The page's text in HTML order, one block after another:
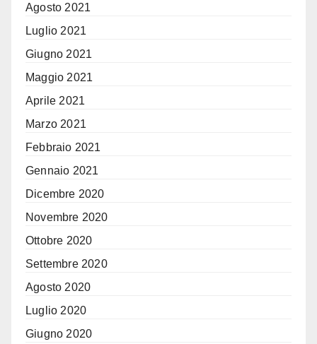
Agosto 2021
Luglio 2021
Giugno 2021
Maggio 2021
Aprile 2021
Marzo 2021
Febbraio 2021
Gennaio 2021
Dicembre 2020
Novembre 2020
Ottobre 2020
Settembre 2020
Agosto 2020
Luglio 2020
Giugno 2020